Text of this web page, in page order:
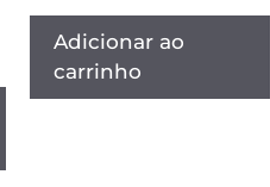
Adicionar ao
carrinho